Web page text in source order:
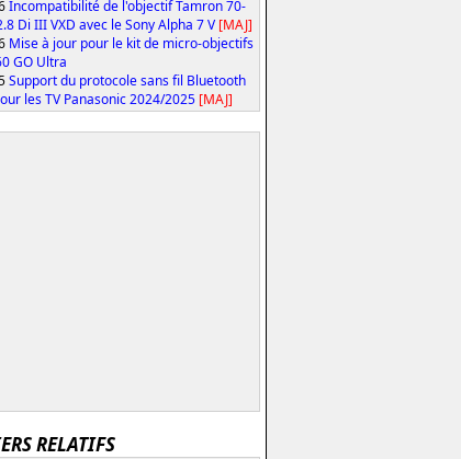
Incompatibilité de l'objectif Tamron 70-
Di III VXD avec le Sony Alpha 7 V [MAJ]
Mise à jour pour le kit de micro-objectifs
GO Ultra
Support du protocole sans fil Bluetooth
les TV Panasonic 2024/2025 [MAJ]
RELATIFS